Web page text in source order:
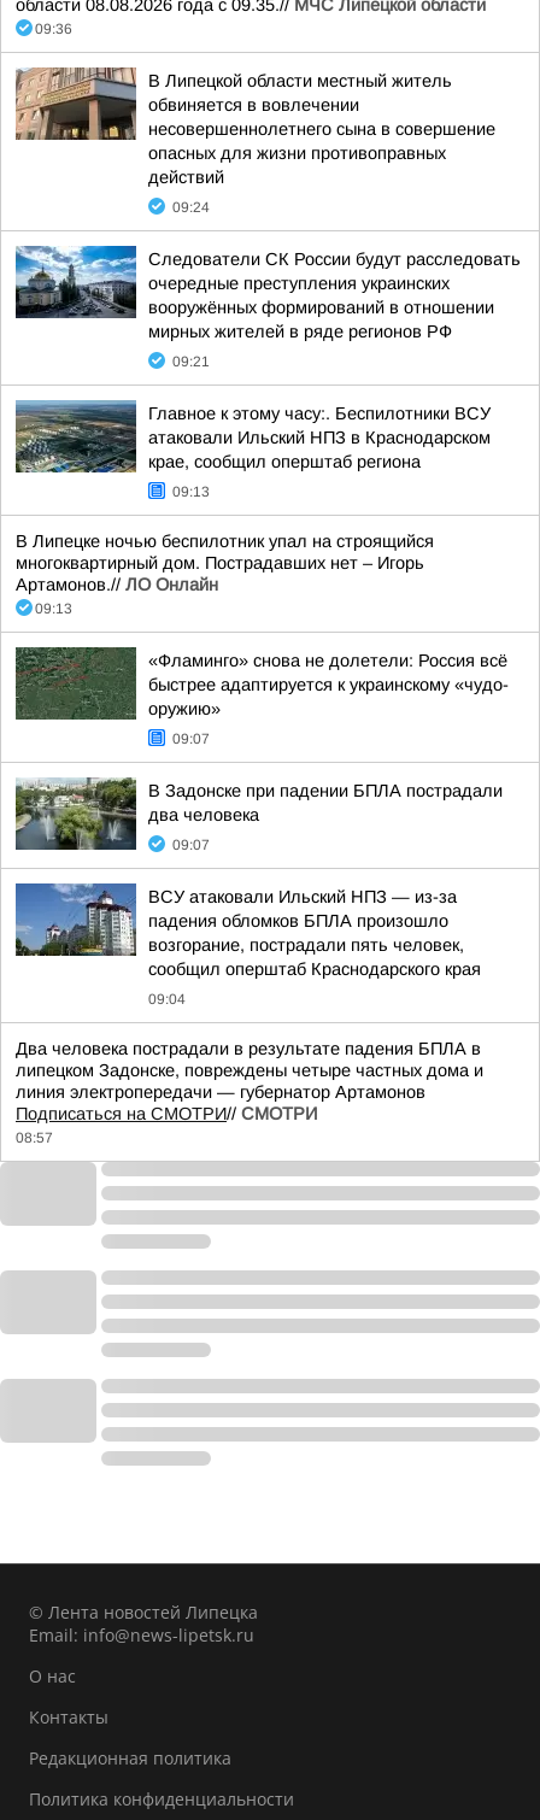
области 08.08.2026 года с 09.35.// МЧС Липецкой области
09:36
В Липецкой области местный житель
обвиняется в вовлечении
несовершеннолетнего сына в совершение
опасных для жизни противоправных
действий
09:24
Следователи СК России будут расследовать
очередные преступления украинских
вооружённых формирований в отношении
мирных жителей в ряде регионов РФ
09:21
Главное к этому часу:. Беспилотники ВСУ
атаковали Ильский НПЗ в Краснодарском
крае, сообщил оперштаб региона
09:13
В Липецке ночью беспилотник упал на строящийся
многоквартирный дом. Пострадавших нет – Игорь
Артамонов.// ЛО Онлайн
09:13
«Фламинго» снова не долетели: Россия всё
быстрее адаптируется к украинскому «чудо-
оружию»
09:07
В Задонске при падении БПЛА пострадали
два человека
09:07
ВСУ атаковали Ильский НПЗ — из-за
падения обломков БПЛА произошло
возгорание, пострадали пять человек,
сообщил оперштаб Краснодарского края
09:04
Два человека пострадали в результате падения БПЛА в
липецком Задонске, повреждены четыре частных дома и
линия электропередачи — губернатор Артамонов
Подписаться на СМОТРИ// СМОТРИ
08:57
© Лента новостей Липецка
Email: info@news-lipetsk.ru
О нас
Контакты
Редакционная политика
Политика конфиденциальности